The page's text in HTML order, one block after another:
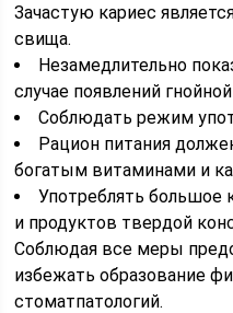
Зачастую кариес
свища.
Незамедлительно
случае появлений
Соблюдать режим
Рацион питания
богатым витаминами и
Употреблять большое
и продуктов твердой
Соблюдая все меры
избежать образование
стоматпатологий.